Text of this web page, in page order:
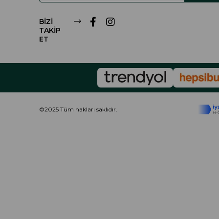
BİZİ
TAKİP
ET
©2025 Tüm hakları saklıdır.